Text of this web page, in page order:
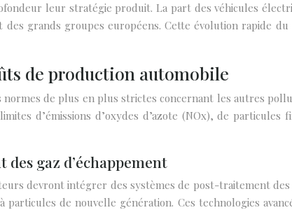
leur stratégie produit. La part des véhicules
grands groupes européens. Cette évolution rapide
de production automobile
normes de plus en plus strictes concernant les autres
d’émissions d’oxydes d’azote (NOx), de
gaz d’échappement
devront intégrer des systèmes de post-traitement
de nouvelle génération. Ces technologies